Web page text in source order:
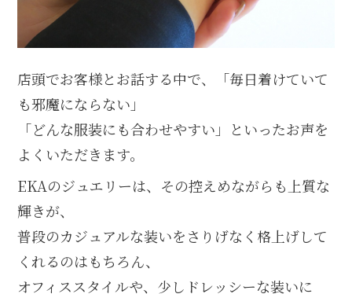
店頭でお客様とお話する中で、「毎日着けていて
も邪魔にならない」
「どんな服装にも合わせやすい」といったお声を
よくいただきます。
EKAのジュエリーは、その控えめながらも上質な
輝きが、
普段のカジュアルな装いをさりげなく格上げして
くれるのはもちろん、
オフィススタイルや、少しドレッシーな装いに